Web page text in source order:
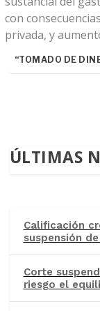
con
privada, y
“TOMADO DE
ÚLTIMAS
Calificación
suspensión
Corte
riesgo el